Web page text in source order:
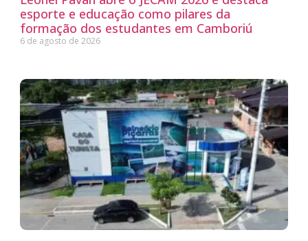
esporte e educação como pilares da
formação dos estudantes em Camboriú
6 de agosto de 2026